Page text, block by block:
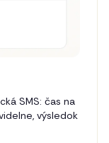
SMS: čas na
výsledok